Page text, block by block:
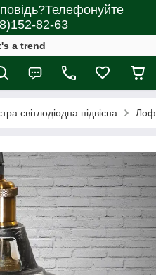
82-63
a trend
світлодіодна підвісна